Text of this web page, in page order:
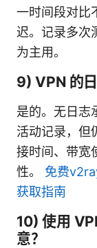
一时间段对比
迟。记录多次
为主用。
9) VPN 的
是的。无日志
活动记录，但
接时间、带宽
性。 免费
获取指南
10) 使用
意？